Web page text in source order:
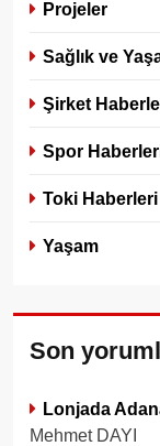
Projeler
Sağlık ve
Şirket
Spor
Toki Haberleri
Yaşam
Son
Lonjada
Mehmet DAYI